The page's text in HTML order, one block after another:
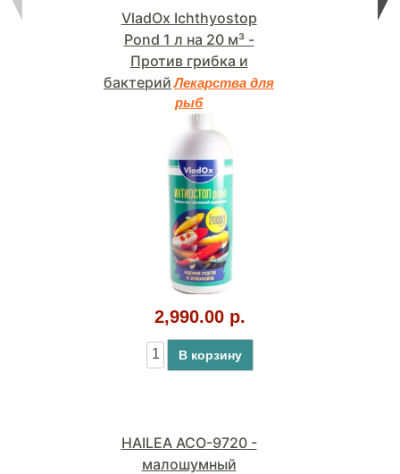
VladOx Ichthyostop
Pond 1 л на 20 м³ -
Против грибка и
бактерий Лекарства для
рыб
2,990.00 р.
В корзину
HAILEA ACO-9720 -
малошумный